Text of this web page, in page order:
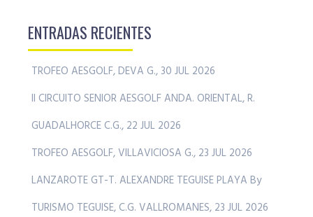
ENTRADAS RECIENTES
TROFEO AESGOLF, DEVA G., 30 JUL 2026
II CIRCUITO SENIOR AESGOLF ANDA. ORIENTAL, R.
GUADALHORCE C.G., 22 JUL 2026
TROFEO AESGOLF, VILLAVICIOSA G., 23 JUL 2026
LANZAROTE GT-T. ALEXANDRE TEGUISE PLAYA By
TURISMO TEGUISE, C.G. VALLROMANES, 23 JUL 2026